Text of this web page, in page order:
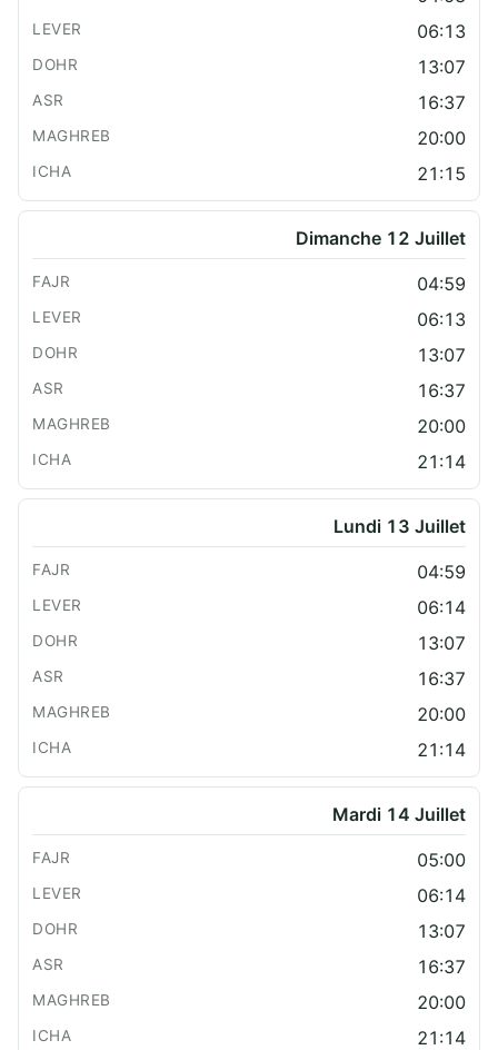
06:13
13:07
16:37
20:00
21:15
Dimanche 12 Juillet
04:59
06:13
13:07
16:37
20:00
21:14
Lundi 13 Juillet
04:59
06:14
13:07
16:37
20:00
21:14
Mardi 14 Juillet
05:00
06:14
13:07
16:37
20:00
21:14